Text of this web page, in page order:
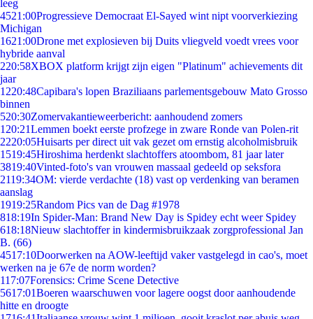
leeg
4521:00Progressieve Democraat El-Sayed wint nipt voorverkiezing
Michigan
1621:00Drone met explosieven bij Duits vliegveld voedt vrees voor
hybride aanval
220:58XBOX platform krijgt zijn eigen "Platinum" achievements dit
jaar
1220:48Capibara's lopen Braziliaans parlementsgebouw Mato Grosso
binnen
520:30Zomervakantieweerbericht: aanhoudend zomers
1 20:21Lemmen boekt eerste profzege in zware Ronde van Polen-rit
2220:05Huisarts per direct uit vak gezet om ernstig alcoholmisbruik
1519:45Hiroshima herdenkt slachtoffers atoombom, 81 jaar later
3819:40Vinted-foto's van vrouwen massaal gedeeld op seksfora
2119:34OM: vierde verdachte (18) vast op verdenking van beramen
aanslag
1919:25Random Pics van de Dag #1978
818:19In Spider-Man: Brand New Day is Spidey echt weer Spidey
618:18Nieuw slachtoffer in kindermisbruikzaak zorgprofessional Jan
B. (66)
4517:10Doorwerken na AOW-leeftijd vaker vastgelegd in cao's, moet
werken na je 67e de norm worden?
117:07Forensics: Crime Scene Detective
5617:01Boeren waarschuwen voor lagere oogst door aanhoudende
hitte en droogte